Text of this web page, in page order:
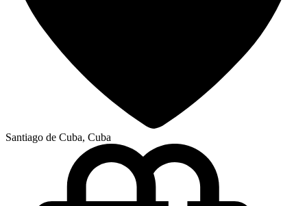
Santiago de Cuba, Cuba